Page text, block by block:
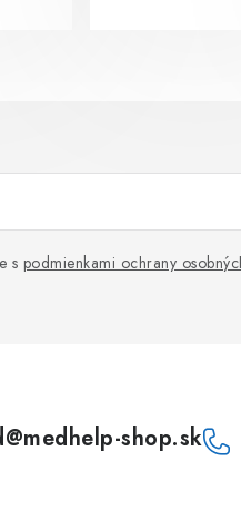
s podmienkami ochrany
@medhelp-shop.sk